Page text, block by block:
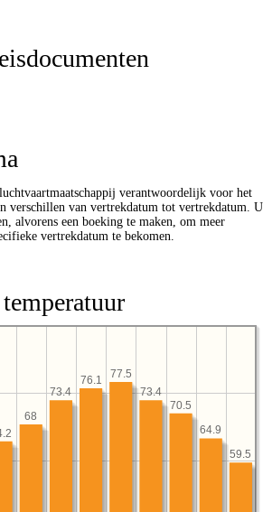
verantwoordelijk voor het
verschillen van vertrekdatum tot vertrekdatum. U
alvorens een boeking te maken, om meer
vertrekdatum te bekomen.